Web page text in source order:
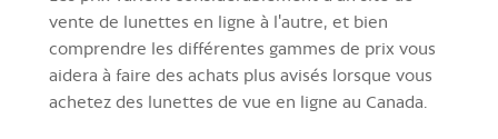
vente de lunettes en ligne à l'autre, et bien
comprendre les différentes gammes de prix vous
aidera à faire des achats plus avisés lorsque vous
achetez des lunettes de vue en ligne au Canada.